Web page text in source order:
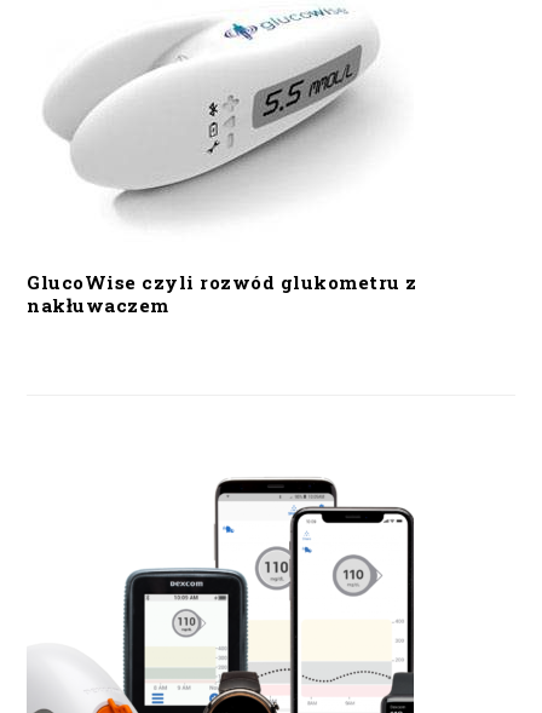
GlucoWise czyli rozwód glukometru z
nakłuwaczem